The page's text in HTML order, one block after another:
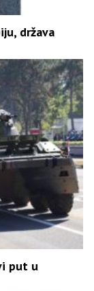
država
put u